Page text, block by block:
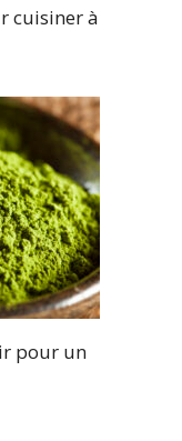
cuisiner à
pour un